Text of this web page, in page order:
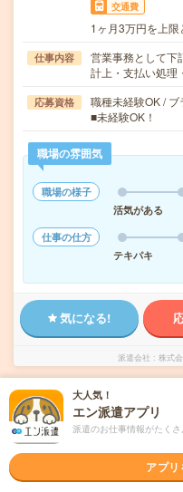
交通費
1ヶ月3万円を上
仕事内容
営業事務として下
計上・支払い処
応募資格
職種未経験OK /
■未経験OK！
職場の雰囲気
職場の様子
活気がある
仕事の仕方
テキパキ
気になる!
派遣会社 株式
未読 掲載日 2026/08/09
9月～＼正社員×残
理・注文書発行など
大人気！
エン派遣アプリ
派遣のお仕事情報がたく
アプ